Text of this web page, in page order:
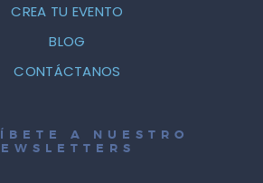
CREA TU EVENTO
BLOG
CONTÁCTANOS
A NUESTRO